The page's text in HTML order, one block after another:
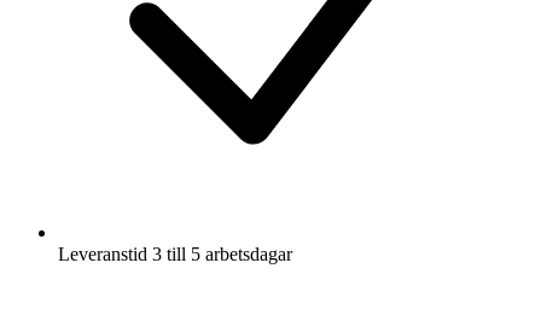
Leveranstid 3 till 5 arbetsdagar